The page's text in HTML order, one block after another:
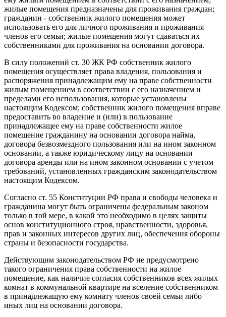
жилые помещения предназначены для проживания граждан;
гражданин - собственник жилого помещения может
использовать его для личного проживания и проживания
членов его семьи; жилые помещения могут сдаваться их
собственниками для проживания на основании договора.
В силу положений ст. 30 ЖК РФ собственник жилого
помещения осуществляет права владения, пользования и
распоряжения принадлежащим ему на праве собственности
жилым помещением в соответствии с его назначением и
пределами его использования, которые установлены
настоящим Кодексом; собственник жилого помещения вправе
предоставить во владение и (или) в пользование
принадлежащее ему на праве собственности жилое
помещение гражданину на основании договора найма,
договора безвозмездного пользования или на ином законном
основании, а также юридическому лицу на основании
договора аренды или на ином законном основании с учетом
требований, установленных гражданским законодательством
настоящим Кодексом.
Согласно ст. 55 Конституции РФ права и свободы человека и
гражданина могут быть ограничены федеральным законом
только в той мере, в какой это необходимо в целях защиты
основ конституционного строя, нравственности, здоровья,
прав и законных интересов других лиц, обеспечения обороны
страны и безопасности государства.
Действующим законодательством РФ не предусмотрено
такого ограничения права собственности на жилое
помещение, как наличие согласия собственников всех жилых
комнат в коммунальной квартире на вселение собственником
в принадлежащую ему комнату членов своей семьи либо
иных лиц на основании договора.